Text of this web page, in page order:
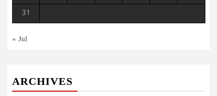
31
« Jul
ARCHIVES